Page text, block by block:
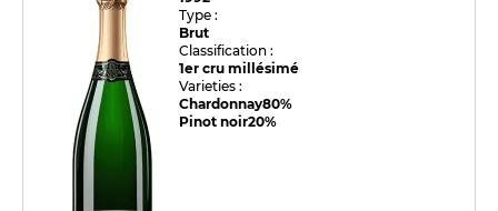
Type :
Brut
Classification :
1er cru millésimé
Varieties :
Chardonnay80%
Pinot noir20%